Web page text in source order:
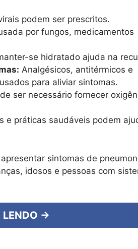
podem ser prescritos.
por fungos, medicamentos
se hidratado ajuda na
Analgésicos, antitérmicos e
para aliviar sintomas.
ser necessário fornecer
e práticas saudáveis podem
sintomas de
idosos e pessoas com
LENDO →